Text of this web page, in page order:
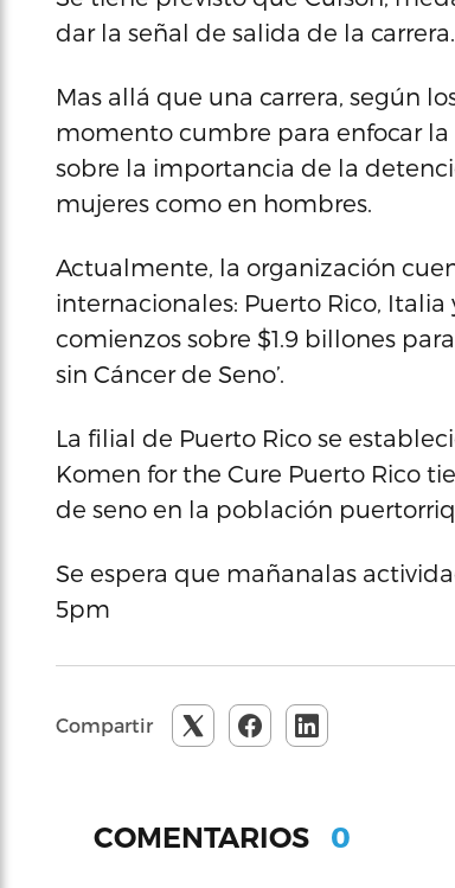
dar la señal de salida de la carrera.
Mas allá que una carrera, según
momento cumbre para enfocar
sobre la importancia de la
mujeres como en hombres.
Actualmente, la organización
internacionales: Puerto Rico,
comienzos sobre $1.9 billones
sin Cáncer de Seno’.
La filial de Puerto Rico se
Komen for the Cure Puerto Rico
de seno en la población
Se espera que mañanalas
5pm
Compartir
COMENTARIOS 0